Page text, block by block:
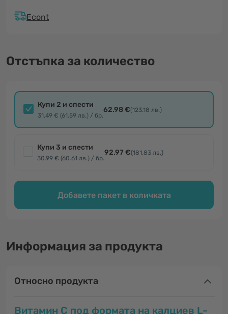
Econt
Отстъпка за количество
Купи 2 и спести
31.49 € (61.59 лв.) / бр.
62.98 €(123.18 лв.)
Купи 3 и спести
30.99 € (60.61 лв.) / бр.
92.97 €(181.83 лв.)
Добавете пакет в количката
Информация за продукта
Относно продукта
Витамин С под формата на калциев L-